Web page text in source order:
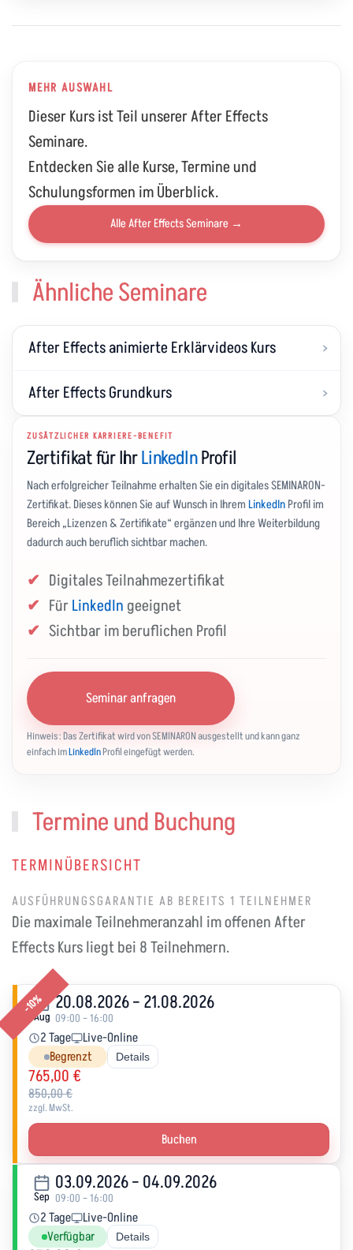
MEHR AUSWAHL
Dieser Kurs ist Teil unserer After Effects
Seminare.
Entdecken Sie alle Kurse, Termine und
Schulungsformen im Überblick.
Alle After Effects Seminare →
Ähnliche Seminare
After Effects animierte Erklärvideos Kurs
After Effects Grundkurs
ZUSÄTZLICHER KARRIERE-BENEFIT
Zertifikat für IhrLinkedInProfil
Nach erfolgreicher Teilnahme erhalten Sie ein digitales SEMINARON-
Zertifikat. Dieses können Sie auf Wunsch in IhremLinkedInProfil im
Bereich „Lizenzen & Zertifikate“ ergänzen und Ihre Weiterbildung
dadurch auch beruflich sichtbar machen.
Digitales Teilnahmezertifikat
FürLinkedIn geeignet
Sichtbar im beruflichen Profil
Seminar anfragen
Hinweis: Das Zertifikat wird von SEMINARON ausgestellt und kann ganz
einfach imLinkedInProfil eingefügt werden.
Termine und Buchung
TERMINÜBERSICHT
AUSFÜHRUNGSGARANTIE AB BEREITS 1 TEILNEHMER
Die maximale Teilnehmeranzahl im offenen After
Effects Kurs liegt bei 8 Teilnehmern.
-10%
Aug
20.08.2026 – 21.08.2026
09:00 – 16:00
2 Tage
Live-Online
Begrenzt
Details
765,00 €
850,00 €
zzgl. MwSt.
Buchen
Sep
03.09.2026 – 04.09.2026
09:00 – 16:00
2 Tage
Live-Online
Verfügbar
Details